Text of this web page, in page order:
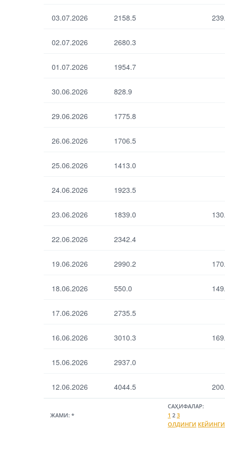
03.07.2026 2158.5
02.07.2026 2680.3
01.07.2026 1954.7
30.06.2026 828.9
29.06.2026 1775.8
26.06.2026 1706.5
25.06.2026 1413.0
24.06.2026 1923.5
23.06.2026 1839.0
22.06.2026 2342.4
19.06.2026 2990.2
18.06.2026 550.0
17.06.2026 2735.5
16.06.2026 3010.3
15.06.2026 2937.0
12.06.2026 4044.5
ЖАМИ: *
САҲИФАЛАР:
1 2 3
ОЛДИНГИ КЕЙИНГИ